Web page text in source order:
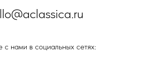
с нами в социальных сетях: